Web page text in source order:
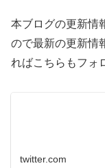
本ブログの更新情
ので最新の更新情
ればこちらもフォ
twitter.com